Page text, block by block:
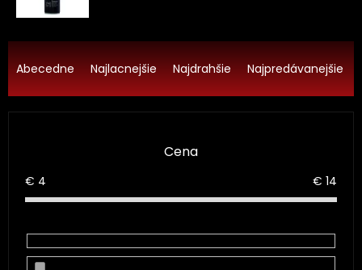
R
a
d
e
Abecedne Najlacnejšie Najdrahšie Najpredávanejšie
Cena
€ 4 € 14